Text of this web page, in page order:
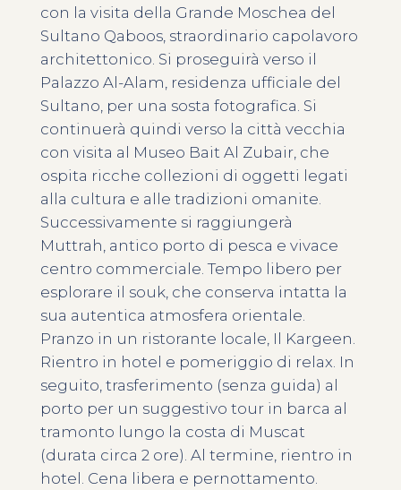
con la visita della Grande Moschea del
Sultano Qaboos, straordinario capolavoro
architettonico. Si proseguirà verso il
Palazzo Al-Alam, residenza ufficiale del
Sultano, per una sosta fotografica. Si
continuerà quindi verso la città vecchia
con visita al Museo Bait Al Zubair, che
ospita ricche collezioni di oggetti legati
alla cultura e alle tradizioni omanite.
Successivamente si raggiungerà
Muttrah, antico porto di pesca e vivace
centro commerciale. Tempo libero per
esplorare il souk, che conserva intatta la
sua autentica atmosfera orientale.
Pranzo in un ristorante locale, Il Kargeen.
Rientro in hotel e pomeriggio di relax. In
seguito, trasferimento (senza guida) al
porto per un suggestivo tour in barca al
tramonto lungo la costa di Muscat
(durata circa 2 ore). Al termine, rientro in
hotel. Cena libera e pernottamento.